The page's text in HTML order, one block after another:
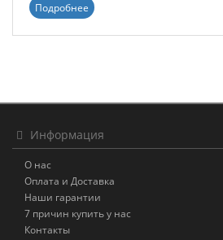
Подробнее
Информация
О нас
Оплата и Доставка
Наши гарантии
7 причин купить у нас
Контакты